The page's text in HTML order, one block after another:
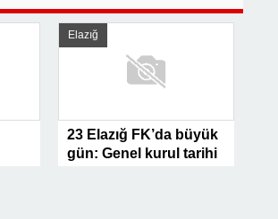
Elazığ
23 Elazığ FK’da büyük
gün: Genel kurul tarihi